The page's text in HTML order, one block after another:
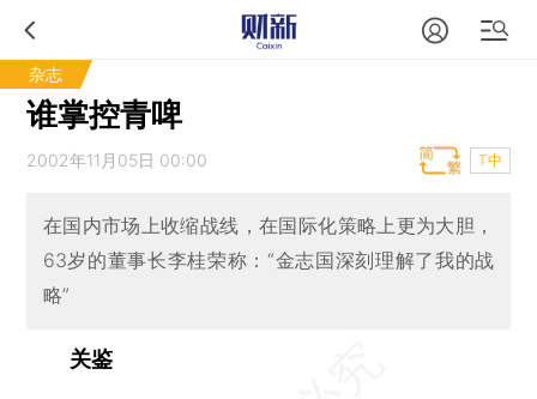
杂志
谁掌控青啤
2002年11月05日 00:00 T中
在国内市场上收缩战线，在国际化策略上更为大胆，
63岁的董事长李桂荣称：“金志国深刻理解了我的战
略”
关鉴